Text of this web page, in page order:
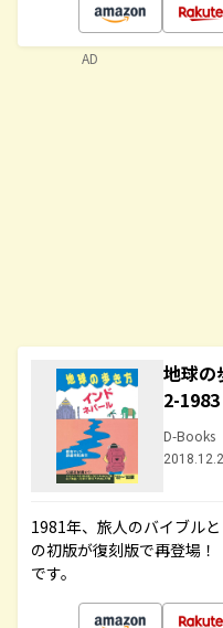
地球の
2-1983
D-Books
1981年、旅人のバイブル
の初版が復刻版で再登場
です。
AD